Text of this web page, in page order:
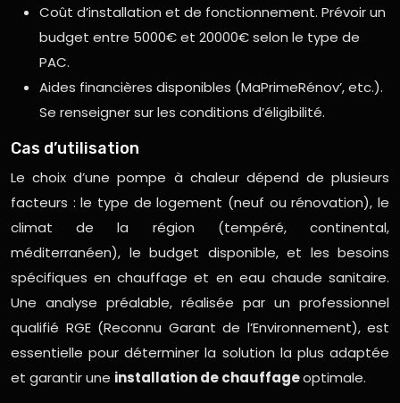
Coût d’installation et de fonctionnement. Prévoir un
budget entre 5000€ et 20000€ selon le type de
PAC.
Aides financières disponibles (MaPrimeRénov’, etc.).
Se renseigner sur les conditions d’éligibilité.
Cas d’utilisation
Le choix d’une pompe à chaleur dépend de plusieurs
facteurs : le type de logement (neuf ou rénovation), le
climat de la région (tempéré, continental,
méditerranéen), le budget disponible, et les besoins
spécifiques en chauffage et en eau chaude sanitaire.
Une analyse préalable, réalisée par un professionnel
qualifié RGE (Reconnu Garant de l’Environnement), est
essentielle pour déterminer la solution la plus adaptée
et garantir une installation de chauffageoptimale.